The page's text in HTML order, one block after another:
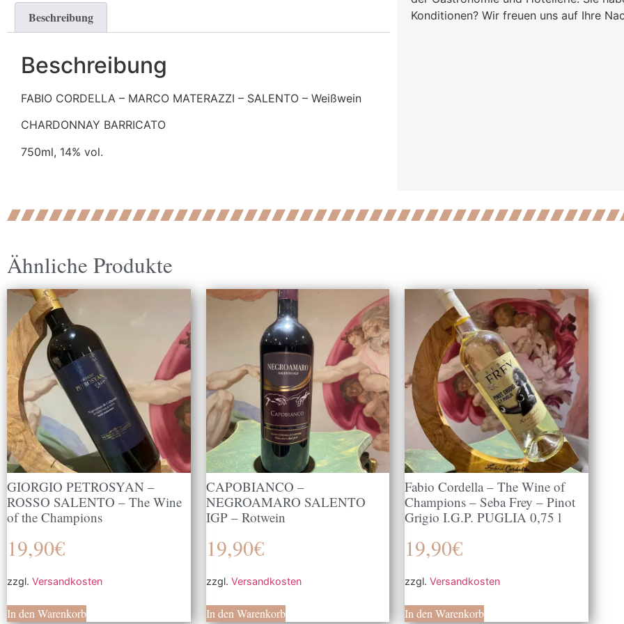
Beschreibung
Beschreibung
FABIO CORDELLA – MARCO MATERAZZI – SALENTO – Weißwein
CHARDONNAY BARRICATO
750ml, 14% vol.
Konditionen? Wir freuen uns auf Ihre
Ähnliche Produkte
GIORGIO PETROSYAN –
ROSSO SALENTO – The Wine
of the Champions
19,90€
zzgl. Versandkosten
In den Warenkorb
CAPOBIANCO –
NEGROAMARO SALENTO
IGP – Rotwein
19,90€
zzgl. Versandkosten
In den Warenkorb
Fabio Cordella – The Wine of
Champions – Seba Frey – Pinot
Grigio I.G.P. PUGLIA 0,75 l
19,90€
zzgl. Versandkosten
In den Warenkorb